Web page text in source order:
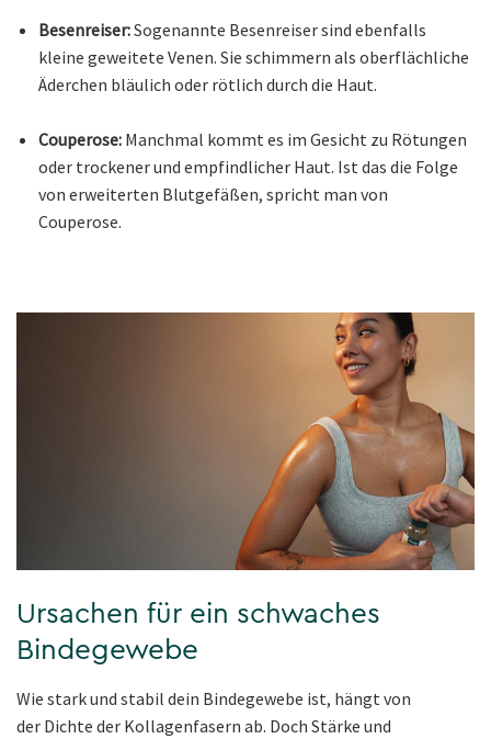
Besenreiser:Sogenannte Besenreiser sind ebenfalls
kleine geweitete Venen. Sie schimmern als oberflächliche
Äderchen bläulich oder rötlich durch die Haut.
Couperose: Manchmal kommt es im Gesicht zu Rötungen
oder trockener und empfindlicher Haut. Ist das die Folge
von erweiterten Blutgefäßen, spricht man von
Couperose.
Ursachen für ein schwaches
Bindegewebe
Wie stark und stabil dein Bindegewebe ist, hängt von
der Dichte der Kollagenfasern ab. Doch Stärke und